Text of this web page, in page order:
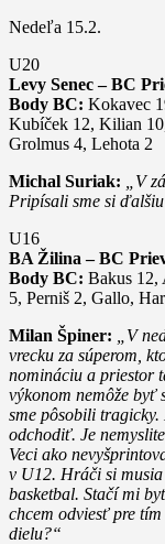
Nedeľa 15.2.
U20
Levy Senec – BC
Body BC: Kokavec
Kubíček 12, Kilian
Grolmus 4, Lehota 2
Michal Suriak:
„V
Pripísali sme si
U16
BA Žilina – BC
Body BC: Bakus 12,
5, Perniš 2, Gallo,
Milan Špiner:
„V
vrecku za súperom,
nomináciu a priestor
výkonom nemôže byť
sme pôsobili
odchodiť. Je
Veci ako
v U12. Hráči si
basketbal. Stačí mi
chcem odviesť pre
dielu?“